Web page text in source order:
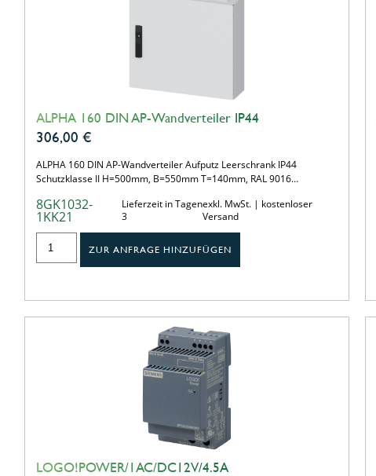
ALPHA 160 DIN AP-Wandverteiler IP44
306,00 €
ALPHA 160 DIN AP-Wandverteiler Aufputz Leerschrank IP44
Schutzklasse II H=500mm, B=550mm T=140mm, RAL 9016…
8GK1032-
1KK21
Lieferzeit in Tagen
3
exkl. MwSt. | kostenloser
Versand
ZUR ANFRAGE HINZUFÜGEN
LOGO!POWER/1AC/DC12V/4.5A